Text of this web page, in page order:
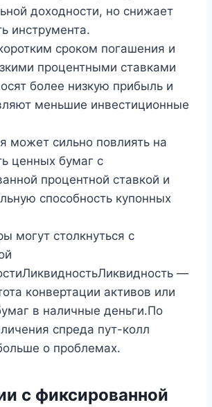
доходности, но снижает
инструмента.
сроком погашения и
процентными ставками
более низкую прибыль и
меньшие инвестиционные
может сильно повлиять на
ценных бумаг с
процентной ставкой и
способность купонных
могут столкнуться с
—
конвертации активов или
в наличные деньги.По
спреда пут-колл
о проблемах.
с фиксированной